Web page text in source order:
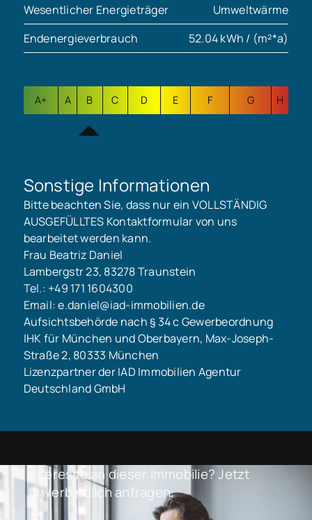
Wesentlicher Energieträger
Umweltwärme
Endenergieverbrauch
52.04 kWh / (m²*a)
A+ A B C D E F G H
Sonstige Informationen
Bitte beachten Sie, dass nur ein VOLLSTÄNDIG
AUSGEFÜLLTES Kontaktformular von uns
bearbeitet werden kann.
Frau Beatriz Daniel
Lambergstr 23, 83278 Traunstein
Tel.: +49 171 1604300
Email: e.daniel@iad-immobilien.de
Aufsichtsbehörde nach § 34 c Gewerbeordnung
IHK für München und Oberbayern, Max-Joseph-
Straße 2, 80333 München
Lizenzpartner der IAD Immobilien Agentur
Deutschland GmbH
Interesse an dieser Immobilie? Jetzt
unverbindlich anfragen.